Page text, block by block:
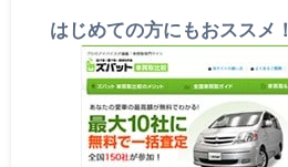
はじめての方にもおススメ！